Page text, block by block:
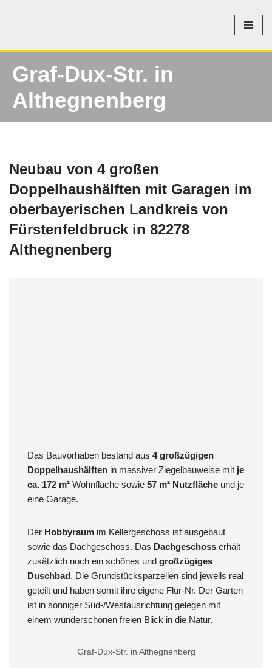
Graf-Dux-Str. in
Althegnenberg
Neubau von 4 großen
Doppelhaushälften mit Garagen im
oberbayerischen Landkreis von
Fürstenfeldbruck in 82278
Althegnenberg
Das Bauvorhaben bestand aus 4 großzügigen
Doppelhaushälften in massiver Ziegelbauweise mit je
ca. 172 m² Wohnfläche sowie 57 m² Nutzfläche und je
eine Garage.
Der Hobbyraum im Kellergeschoss ist ausgebaut
sowie das Dachgeschoss. Das Dachgeschoss erhält
zusätzlich noch ein schönes und großzügiges
Duschbad. Die Grundstücksparzellen sind jeweils real
geteilt und haben somit ihre eigene Flur-Nr. Der Garten
ist in sonniger Süd-/Westausrichtung gelegen mit
einem wunderschönen freien Blick in die Natur.
Graf-Dux-Str. in Althegnenberg